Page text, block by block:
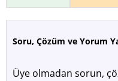
Soru, Çözüm ve Yorum
Üye olmadan sorun,